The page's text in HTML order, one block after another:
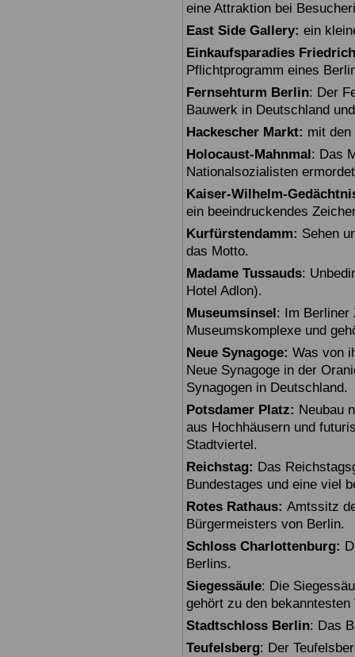
eine Attraktion bei
East Side Gallery: ein
Einkaufsparadies
Pflichtprogramm eines
Fernsehturm Berlin: Der
Bauwerk in Deutschland
Hackescher Markt: mit
Holocaust-Mahnmal : Das
Nationalsozialisten
Kaiser-Wilhelm-
ein beeindruckendes
Kurfürstendamm: Sehen
das Motto.
Madame Tussauds:
Hotel Adlon).
Museumsinsel : Im Berliner
Museumskomplexe und
Neue Synagoge: Was von
Neue Synagoge in der
Synagogen in Deutschland.
Potsdamer Platz: Neubau
aus Hochhäusern und
Stadtviertel.
Reichstag: Das
Bundestages und eine viel
Rotes Rathaus: Amtssitz
Bürgermeisters von Berlin.
Schloss Charlottenburg:
Berlins.
Siegessäule: Die
gehört zu den
Stadtschloss Berlin: Das
Teufelsberg: Der